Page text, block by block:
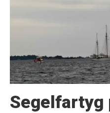
Segelfartyg